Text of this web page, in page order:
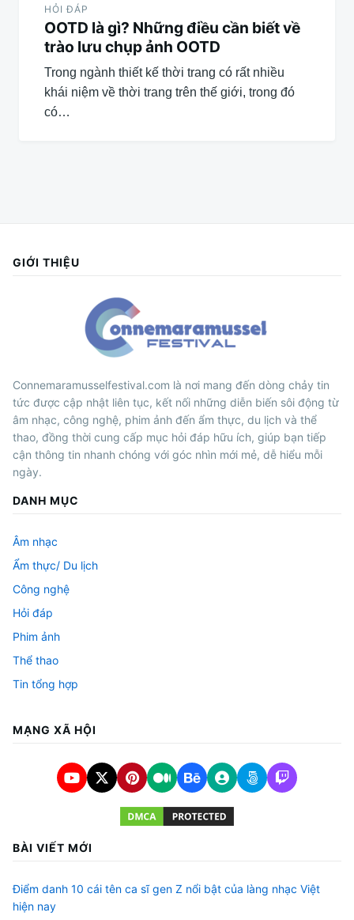
HỎI ĐÁP
OOTD là gì? Những điều cần biết về
trào lưu chụp ảnh OOTD
Trong ngành thiết kế thời trang có rất nhiều
khái niệm về thời trang trên thế giới, trong đó
có…
GIỚI THIỆU
Connemaramusselfestival.com là nơi mang đến dòng chảy tin
tức được cập nhật liên tục, kết nối những diễn biến sôi động từ
âm nhạc, công nghệ, phim ảnh đến ẩm thực, du lịch và thể
thao, đồng thời cung cấp mục hỏi đáp hữu ích, giúp bạn tiếp
cận thông tin nhanh chóng với góc nhìn mới mẻ, dễ hiểu mỗi
ngày.
DANH MỤC
Âm nhạc
Ẩm thực/ Du lịch
Công nghệ
Hỏi đáp
Phim ảnh
Thể thao
Tin tổng hợp
MẠNG XÃ HỘI
BÀI VIẾT MỚI
Điểm danh 10 cái tên ca sĩ gen Z nổi bật của làng nhạc Việt
hiện nay